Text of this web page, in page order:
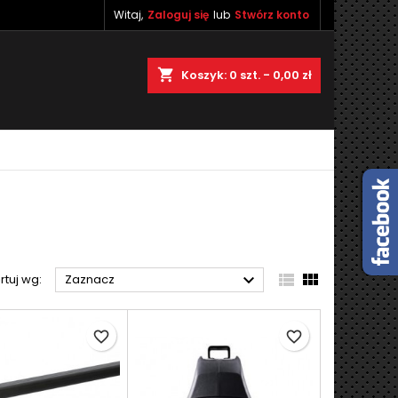
Witaj, Zaloguj się lub Stwórz konto
shopping_cart Koszyk: 0 szt. - 0,00 zł
wg: Zaznacz   
favorite_border favorite_border